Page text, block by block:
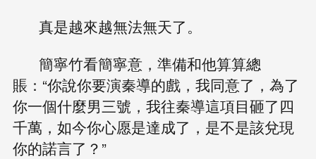
真是越來越無法無天了。
簡寧竹看簡寧意，準備和他算算總
賬：“你說你要演秦導的戲，我同意了，為了
你一個什麼男三號，我往秦導這項目砸了四
千萬，如今你心愿是達成了，是不是該兌現
你的諾言了？”